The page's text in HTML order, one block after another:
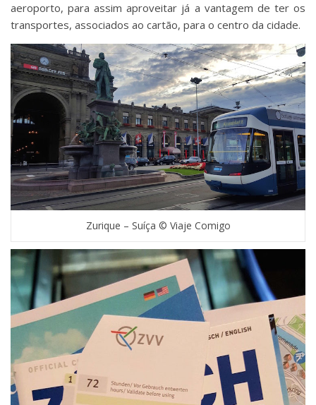
aeroporto, para assim aproveitar já a vantagem de ter os
transportes, associados ao cartão, para o centro da cidade.
Zurique – Suíça © Viaje Comigo